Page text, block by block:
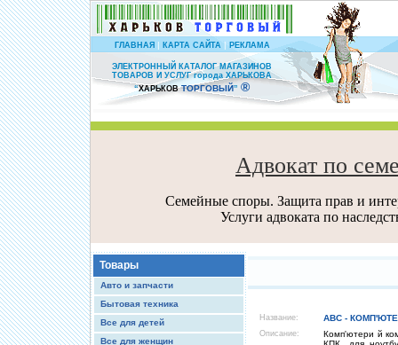
ГЛАВНАЯ| КАРТА САЙТА | РЕКЛАМА
ЭЛЕКТРОННЫЙ КАТАЛОГ МАГАЗИНОВ
ТОВАРОВ И УСЛУГ города ХАРЬКОВА
“ХАРЬКОВ ТОРГОВЫЙ” ®
Адвокат по
Семейные споры. Защита прав и
Услуги адвоката по
Товары
Авто и запчасти
Бытовая техника
Все для детей
Все для женщин
Название: ABC -
Описание:
Комп'ютери й